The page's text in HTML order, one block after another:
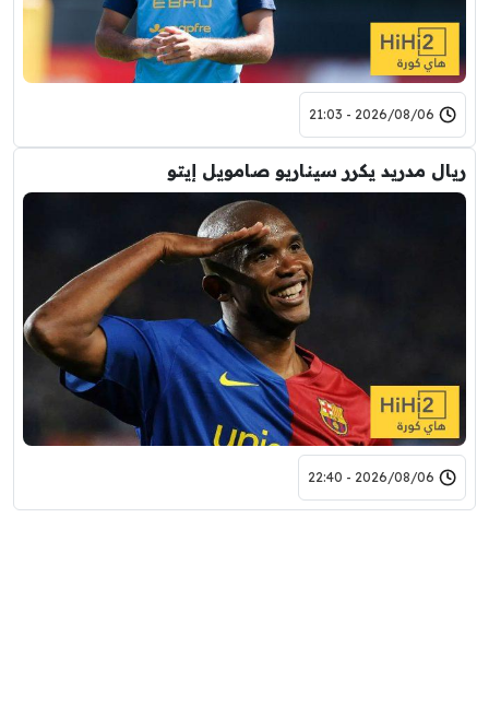
2026/08/06 - 21:03
ريال مدريد يكرر سيناريو صامويل إيتو
2026/08/06 - 22:40